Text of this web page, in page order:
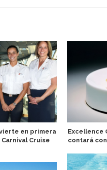
en primera
Cruise
Excellence
contará